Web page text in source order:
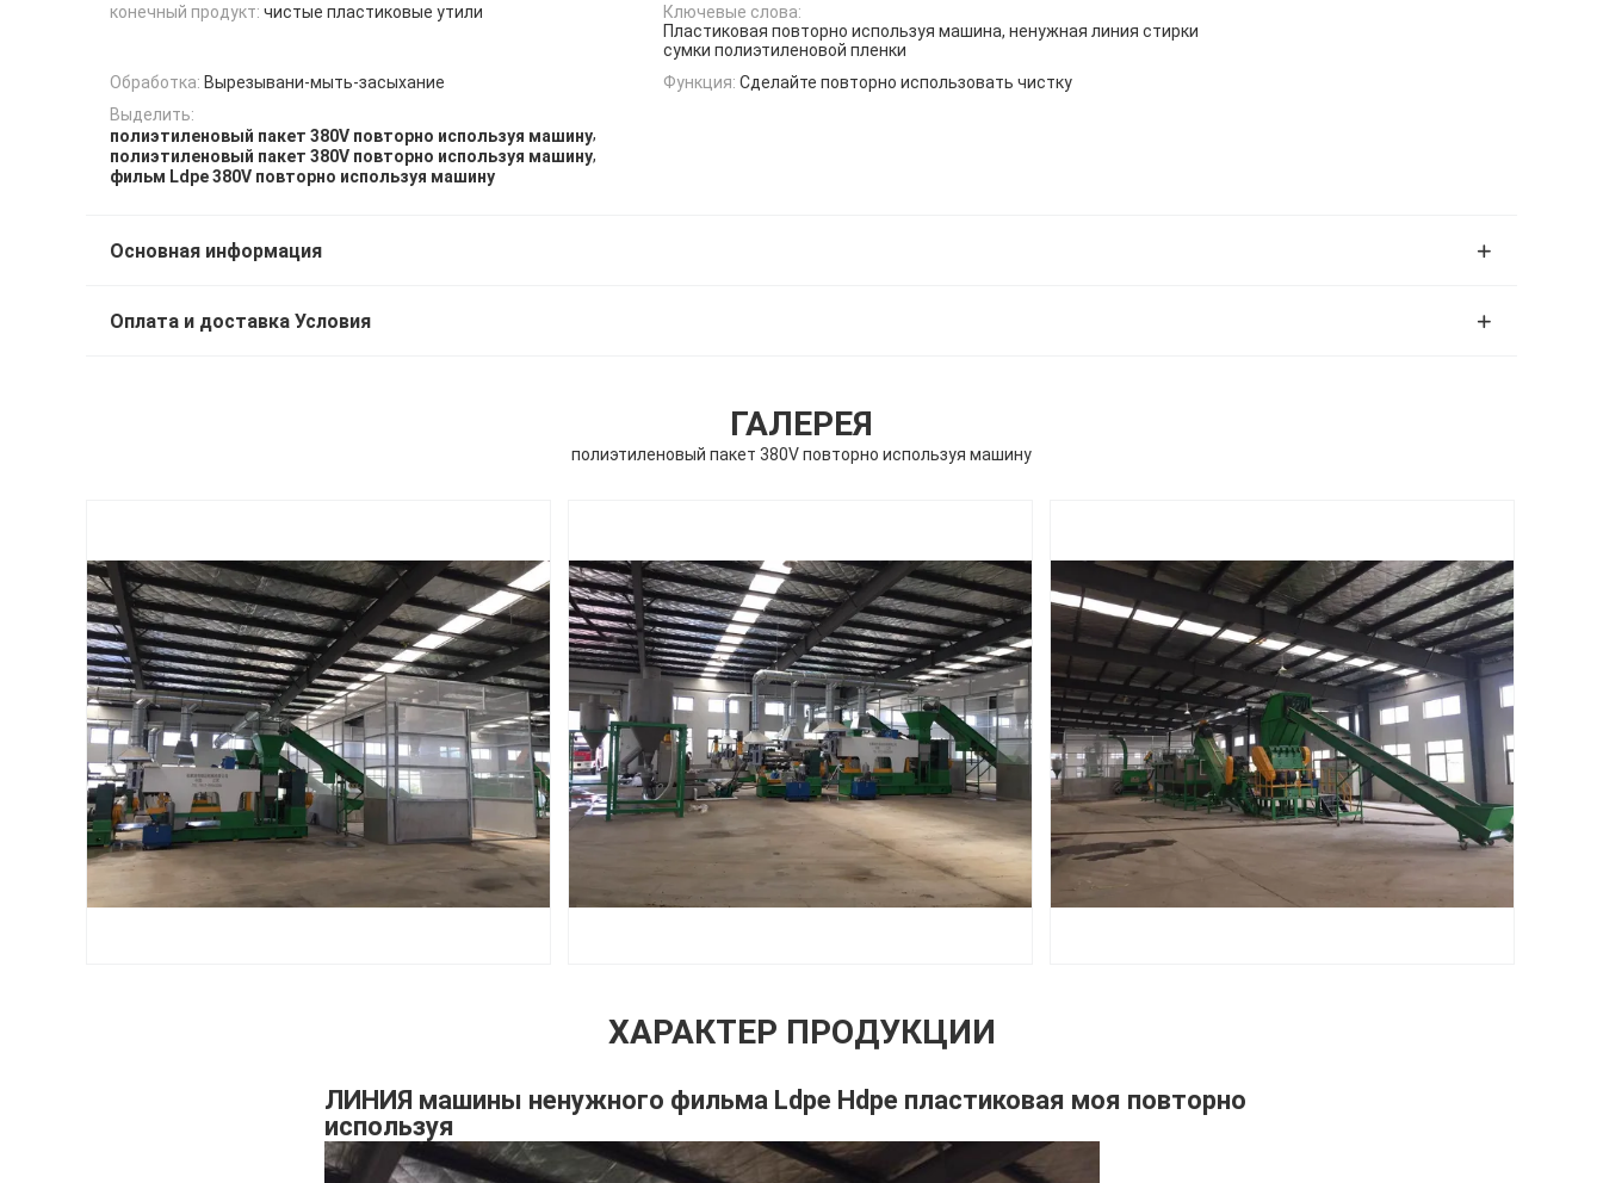
конечный продукт: чистые пластиковые утили
Ключевые слова:
Пластиковая повторно используя машина, ненужная линия стирки
сумки полиэтиленовой пленки
Обработка: Вырезывани-мыть-засыхание Функция: Сделайте повторно использовать чистку
Выделить:
полиэтиленовый пакет 380V повторно используя машину,
полиэтиленовый пакет 380V повторно используя машину,
фильм Ldpe 380V повторно используя машину
Основная информация
Оплата и доставка Условия
ГАЛЕРЕЯ
полиэтиленовый пакет 380V повторно используя машину
ХАРАКТЕР ПРОДУКЦИИ
ЛИНИЯ машины ненужного фильма Ldpe Hdpe пластиковая моя повторно
используя